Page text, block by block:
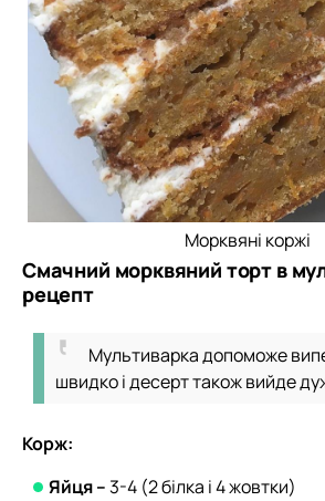
Морквяні коржі
Смачний морквяний торт в
рецепт
Мультиварка допоможе
швидко і десерт також вийде
Корж:
Яйця –3-4 (2 білка і 4 жовтки)